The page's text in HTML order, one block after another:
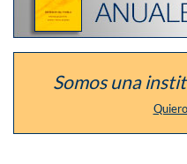
Prevención
informes
anuales
de
la
Somos una